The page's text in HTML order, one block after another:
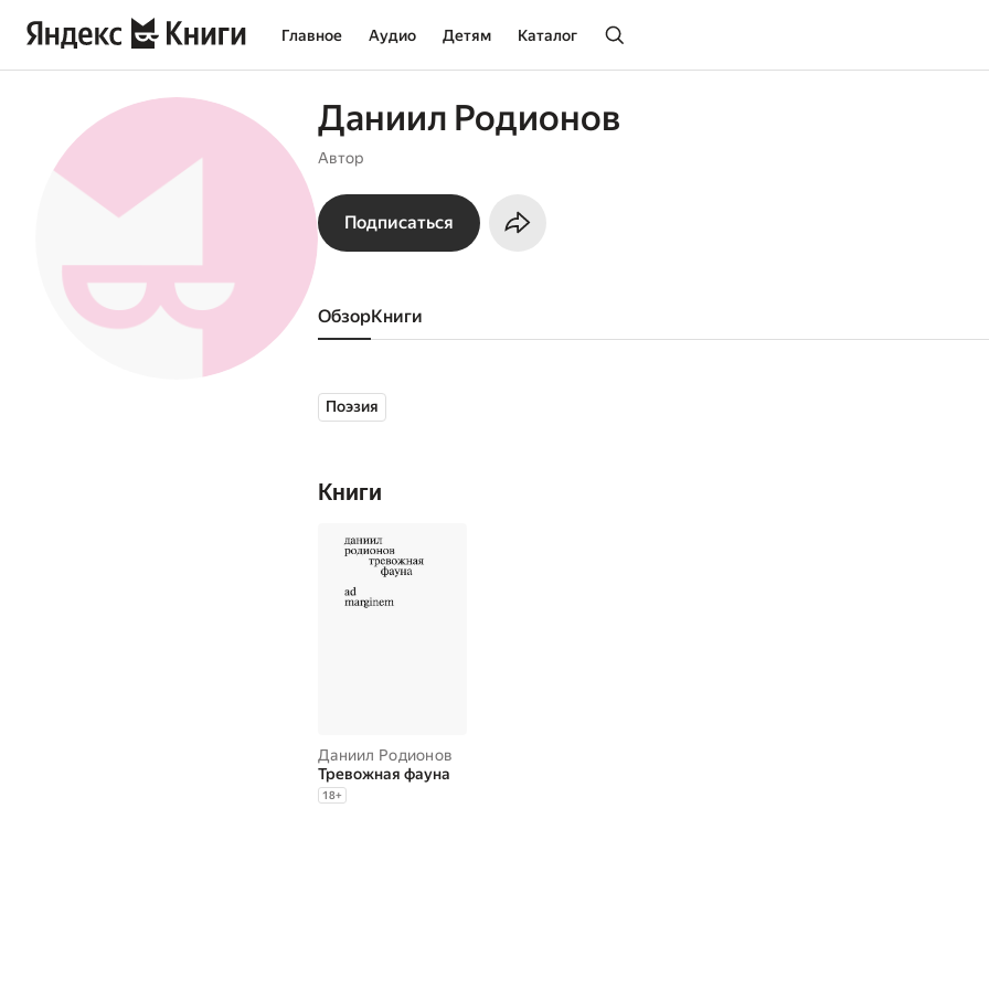
Главное Аудио Детям Каталог
Даниил Родионов
Автор
Подписаться
Обзор книги
Поэзия
Книги
Даниил Родионов
Тревожная фауна
18+